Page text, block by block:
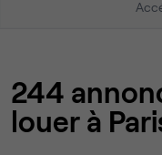
244
louer à